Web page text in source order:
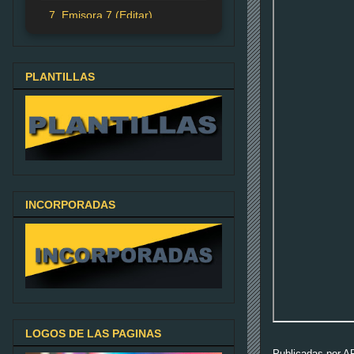
7. Emisora 7 (Editar)
PLANTILLAS
INCORPORADAS
LOGOS DE LAS PAGINAS